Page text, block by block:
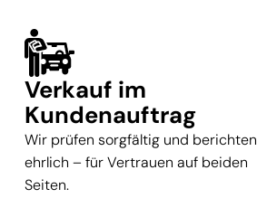
Verkauf im
Kundenauftrag
Wir prüfen sorgfältig und berichten
ehrlich – für Vertrauen auf beiden
Seiten.